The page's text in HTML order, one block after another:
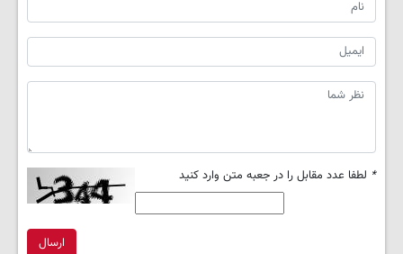
* لطفا عدد مقابل را در جعبه متن وارد کنید
ارسال